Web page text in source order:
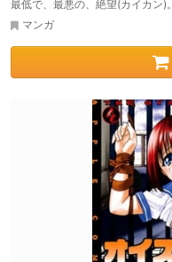
最低で、最悪の、絶望(カイカン)。
マンガ